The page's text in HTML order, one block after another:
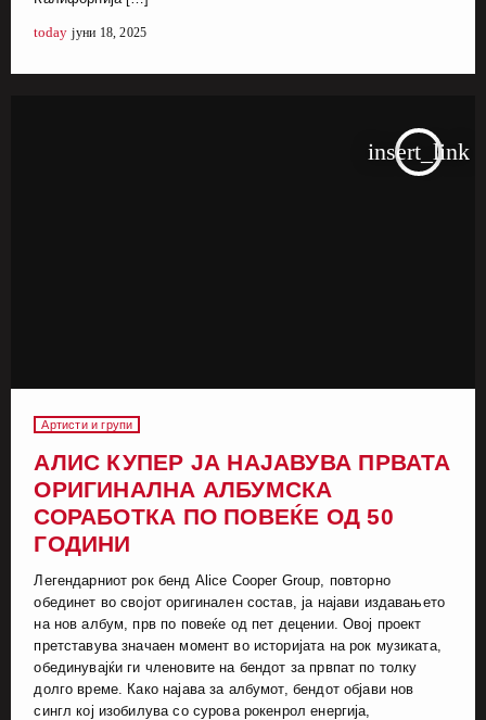
today јуни 18, 2025
insert_link
Артисти и групи
АЛИС КУПЕР ЈА НАЈАВУВА ПРВАТА
ОРИГИНАЛНА АЛБУМСКА
СОРАБОТКА ПО ПОВЕЌЕ ОД 50
ГОДИНИ
Легендарниот рок бенд Alice Cooper Group, повторно
обединет во својот оригинален состав, ја најави издавањето
на нов албум, прв по повеќе од пет децении. Овој проект
претставува значаен момент во историјата на рок музиката,
обединувајќи ги членовите на бендот за првпат по толку
долго време. Како најава за албумот, бендот објави нов
сингл кој изобилува со сурова рокенрол енергија,